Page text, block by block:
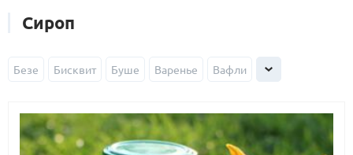
Сироп
Безе Бисквит Буше Варенье Вафли